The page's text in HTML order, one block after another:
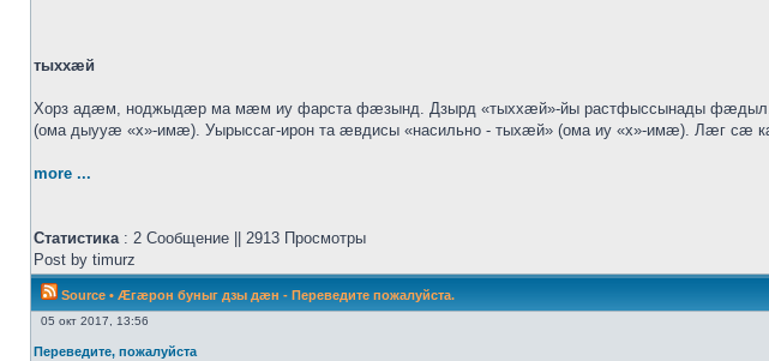
тыххӕй
Хорз адӕм, ноджыдӕр ма мӕм иу фарста фӕзынд. Дзырд «тыххӕй»-йы растфыссынады
(ома дыууӕ «х»-имӕ). Уырыссаг-ирон та ӕвдисы «насильно - тыхӕй» (ома иу «х»-имӕ). Лӕг
more ...
Статистика: 2 Сообщение || 2913 Просмотры
Post by timurz
Source • Æгæрон буныг дзы дæн - Переведите пожалуйста.
05 окт 2017, 13:56
Переведите, пожалуйста